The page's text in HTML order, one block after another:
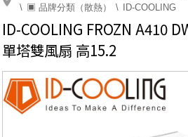
▣ 品牌分類（散熱）
ID-COOLING
ID-COOLING FROZN A410
單塔雙風扇 高15.2